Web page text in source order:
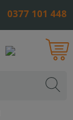
0377 101 448